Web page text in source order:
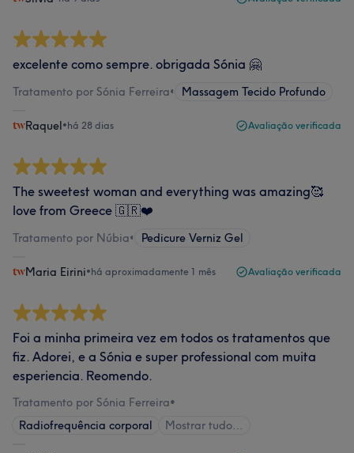
excelente como sempre. obrigada Sónia 🤗
Tratamento por Sónia Ferreira• Massagem Tecido Profundo
Raquel•há 28 dias Avaliação verificada
The sweetest woman and everything was amazing🥰
love from Greece 🇬🇷❤️
Tratamento por Núbia• Pedicure Verniz Gel
Maria Eirini•há aproximadamente 1 mês Avaliação verificada
Foi a minha primeira vez em todos os tratamentos que
fiz. Adorei, e a Sónia e super professional com muita
esperiencia. Reomendo.
Tratamento por Sónia Ferreira•
Radiofrequência corporal
Mostrar tudo…